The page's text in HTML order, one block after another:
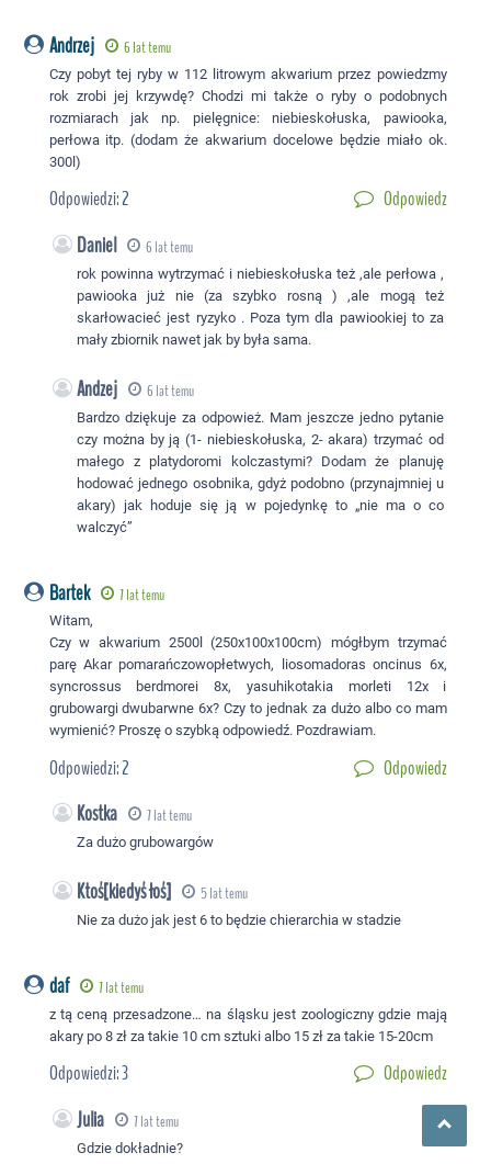
Andrzej 6 lat temu
Czy pobyt tej ryby w 112 litrowym akwarium przez powiedzmy
rok zrobi jej krzywdę? Chodzi mi także o ryby o podobnych
rozmiarach jak np. pielęgnice: niebieskołuska, pawiooka,
perłowa itp. (dodam że akwarium docelowe będzie miało ok.
300l)
Odpowiedzi:2 Odpowiedz
Daniel 6 lat temu
rok powinna wytrzymać i niebieskołuska też ,ale perłowa ,
pawiooka już nie (za szybko rosną ) ,ale mogą też
skarłowacieć jest ryzyko . Poza tym dla pawiookiej to za
mały zbiornik nawet jak by była sama.
Andzej 6 lat temu
Bardzo dziękuje za odpowież. Mam jeszcze jedno pytanie
czy można by ją (1- niebieskołuska, 2- akara) trzymać od
małego z platydoromi kolczastymi? Dodam że planuję
hodować jednego osobnika, gdyż podobno (przynajmniej u
akary) jak hoduje się ją w pojedynkę to „nie ma o co
walczyć”
Bartek 7 lat temu
Witam,
Czy w akwarium 2500l (250x100x100cm) mógłbym trzymać
parę Akar pomarańczowopłetwych, liosomadoras oncinus 6x,
syncrossus berdmorei 8x, yasuhikotakia morleti 12x i
grubowargi dwubarwne 6x? Czy to jednak za dużo albo co mam
wymienić? Proszę o szybką odpowiedź. Pozdrawiam.
Odpowiedzi:2 Odpowiedz
Kostka 7 lat temu
Za dużo grubowargów
Ktoś[kiedyś łoś] 5 lat temu
Nie za dużo jak jest 6 to będzie chierarchia w stadzie
daf 7 lat temu
z tą ceną przesadzone… na śląsku jest zoologiczny gdzie mają
akary po 8 zł za takie 10 cm sztuki albo 15 zł za takie 15-20cm
Odpowiedzi:3 Odpowiedz
Julia 7 lat temu
Gdzie dokładnie?